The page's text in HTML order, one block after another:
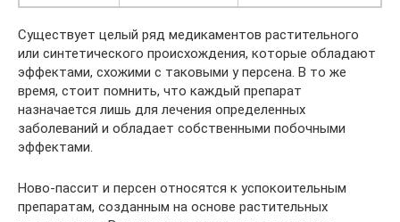
Существует целый ряд медикаментов растительного
или синтетического происхождения, которые обладают
эффектами, схожими с таковыми у персена. В то же
время, стоит помнить, что каждый препарат
назначается лишь для лечения определенных
заболеваний и обладает собственными побочными
эффектами.
Ново-пассит и персен относятся к успокоительным
препаратам, созданным на основе растительных